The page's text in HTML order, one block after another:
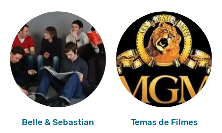
Belle & Sebastian Temas de Filmes